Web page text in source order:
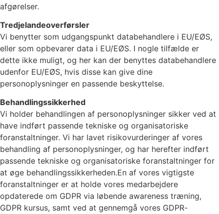
afgørelser.
Tredjelandeoverførsler
Vi benytter som udgangspunkt databehandlere i EU/EØS,
eller som opbevarer data i EU/EØS. I nogle tilfælde er
dette ikke muligt, og her kan der benyttes databehandlere
udenfor EU/EØS, hvis disse kan give dine
personoplysninger en passende beskyttelse.
Behandlingssikkerhed
Vi holder behandlingen af personoplysninger sikker ved at
have indført passende tekniske og organisatoriske
foranstaltninger. Vi har lavet risikovurderinger af vores
behandling af personoplysninger, og har herefter indført
passende tekniske og organisatoriske foranstaltninger for
at øge behandlingssikkerheden.En af vores vigtigste
foranstaltninger er at holde vores medarbejdere
opdaterede om GDPR via løbende awareness træning,
GDPR kursus, samt ved at gennemgå vores GDPR-